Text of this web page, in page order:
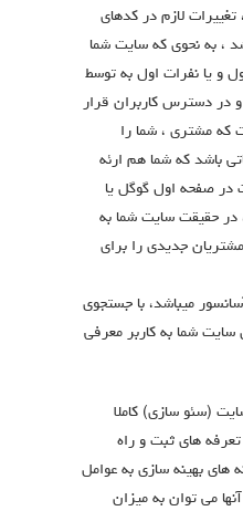
لازم در کدهای
، به نحوی که سایت شما
و یا نفرات اول به توسط
و در دسترس کاربران قرار
مشتری ، شما را
باشد که شما هم ارئه
در صفحه اول گوگل یا
در حقیقت سایت شما به
مشتریان جدیدی را برای
میباشد، با جستجوی
شما به کاربر معرفی
(سئو سازی) کاملا
های ثبت و راه
های بهینه سازی به عوامل
می توان به میزان